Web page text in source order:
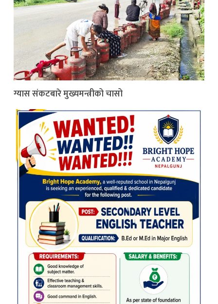
ग्यास संकटबारे मुख्यमन्त्रीको चासो